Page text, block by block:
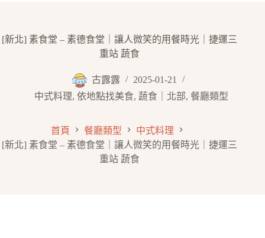
[新北] 素食堂 – 素德食堂｜讓人微笑的用餐時光｜捷運三
重站 蔬食
古露露
2025-01-21
中式料理, 依地點找美食, 蔬食｜北部, 餐廳類型
首頁 餐廳類型
中式料理
[新北] 素食堂 – 素德食堂｜讓人微笑的用餐時光｜捷運三
重站 蔬食